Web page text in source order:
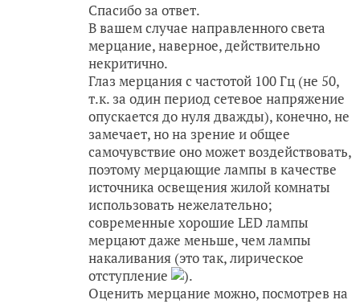
Спасибо за ответ.
В вашем случае направленного света
мерцание, наверное, действительно
некритично.
Глаз мерцания с частотой 100 Гц (не 50,
т.к. за один период сетевое напряжение
опускается до нуля дважды), конечно, не
замечает, но на зрение и общее
самочувствие оно может воздействовать,
поэтому мерцающие лампы в качестве
источника освещения жилой комнаты
использовать нежелательно;
современные хорошие LED лампы
мерцают даже меньше, чем лампы
накаливания (это так, лирическое
отступление
).
Оценить мерцание можно, посмотрев на